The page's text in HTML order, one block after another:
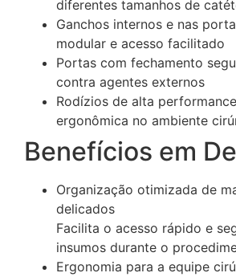
diferentes tamanhos de
Ganchos internos e nas
modular e acesso facilitado
Portas com fechamento
contra agentes externos
Rodízios de alta
ergonômica no ambiente
Benefícios em
Organização otimizada de
delicados
Facilita o acesso rápido e
insumos durante o
Ergonomia para a equipe